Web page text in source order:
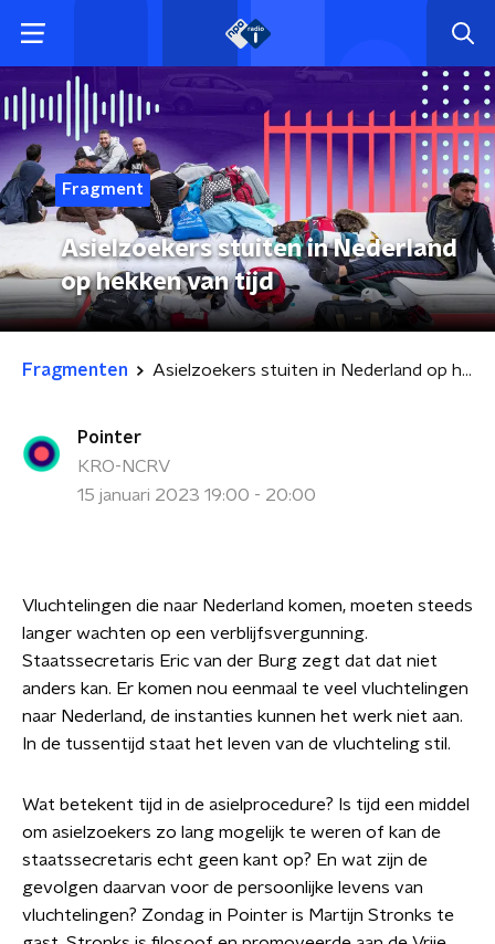
Fragment
Asielzoekers stuiten in Nederland
op hekken van tijd
Fragmenten Asielzoekers stuiten in Nederland op hekken van tijd
Pointer
KRO-NCRV
15 januari 2023 19:00 - 20:00
Vluchtelingen die naar Nederland komen, moeten steeds
langer wachten op een verblijfsvergunning.
Staatssecretaris Eric van der Burg zegt dat dat niet
anders kan. Er komen nou eenmaal te veel vluchtelingen
naar Nederland, de instanties kunnen het werk niet aan.
In de tussentijd staat het leven van de vluchteling stil.
Wat betekent tijd in de asielprocedure? Is tijd een middel
om asielzoekers zo lang mogelijk te weren of kan de
staatssecretaris echt geen kant op? En wat zijn de
gevolgen daarvan voor de persoonlijke levens van
vluchtelingen? Zondag in Pointer is Martijn Stronks te